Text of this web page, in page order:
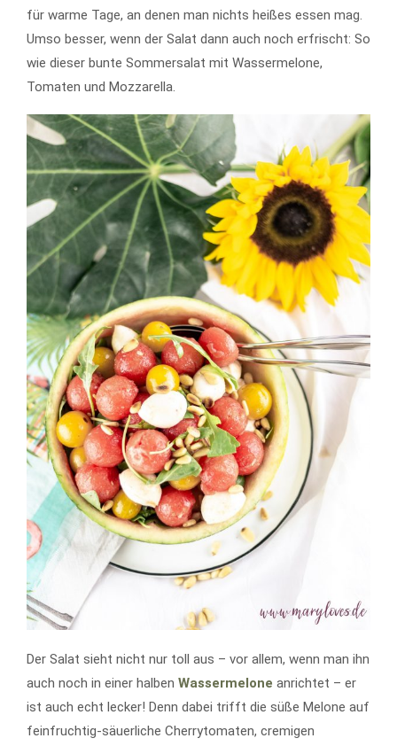
für warme Tage, an denen man nichts heißes essen mag.
Umso besser, wenn der Salat dann auch noch erfrischt: So
wie dieser bunte Sommersalat mit Wassermelone,
Tomaten und Mozzarella.
Der Salat sieht nicht nur toll aus – vor allem, wenn man ihn
auch noch in einer halben Wassermelone anrichtet – er
ist auch echt lecker! Denn dabei trifft die süße Melone auf
feinfruchtig-säuerliche Cherrytomaten, cremigen